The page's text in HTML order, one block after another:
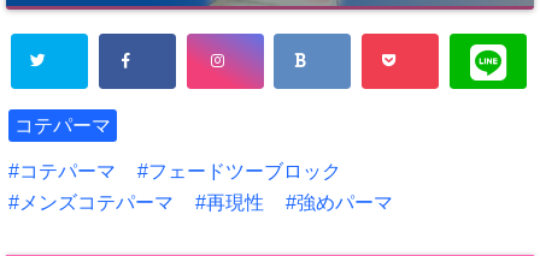
コテパーマ
コテパーマ
フェードツーブロック
メンズコテパーマ
再現性 強めパーマ